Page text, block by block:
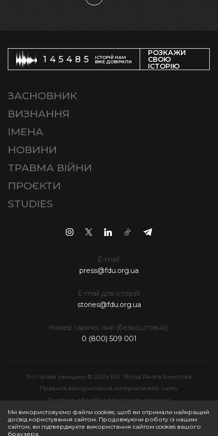
145485
ІСТОРІЙ НАМ
ВЖЕ ДОВІРИЛИ
РОЗКАЖИ
СВОЮ
ІСТОРІЮ
ЗАСНОВНИК
ВИЗНАННЯ
ІМЕНА
НОВИНИ
ТРАВМА ВІЙНИ
ПРОЄКТИ
STUDIES
E-mail:
press@fdu.org.ua
E-mail для історій:
stories@fdu.org.ua
Номер гарячої лінії (безкоштовно):
0 (800) 509 001
Всі права захищені © 2024 БО "Фонд Ріната Ахметова
Правила використання матеріалів веб-сайту
Політика обробки персональних даних
Інтелектуальна власність
Ми використовуємо файли cookies, щоб ви отримали найкращий
досвід користування сайтом. Продовжуючи роботу із нашим
сайтом, ви підтверджуєте використання сайтом cookies вашого
браузера.